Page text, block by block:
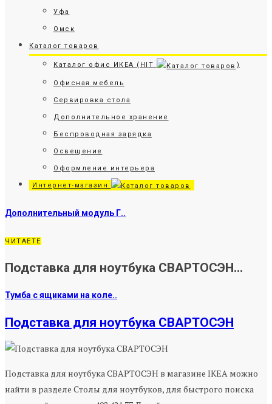
Уфа
Омск
Каталог товаров
Каталог офис ИКЕА (HIT )
Офисная мебель
Сервировка стола
Дополнительное хранение
Беспроводная зарядка
Освещение
Оформление интерьера
Интернет-магазин
Дополнительный модуль Г..
ЧИТАЕТЕ
Подставка для ноутбука СВАРТОСЭН...
Тумба с ящиками на коле..
Подставка для ноутбука СВАРТОСЭН
Подставка для ноутбука СВАРТОСЭН в магазине IKEA можно
найти в разделе Столы для ноутбуков, для быстрого поиска